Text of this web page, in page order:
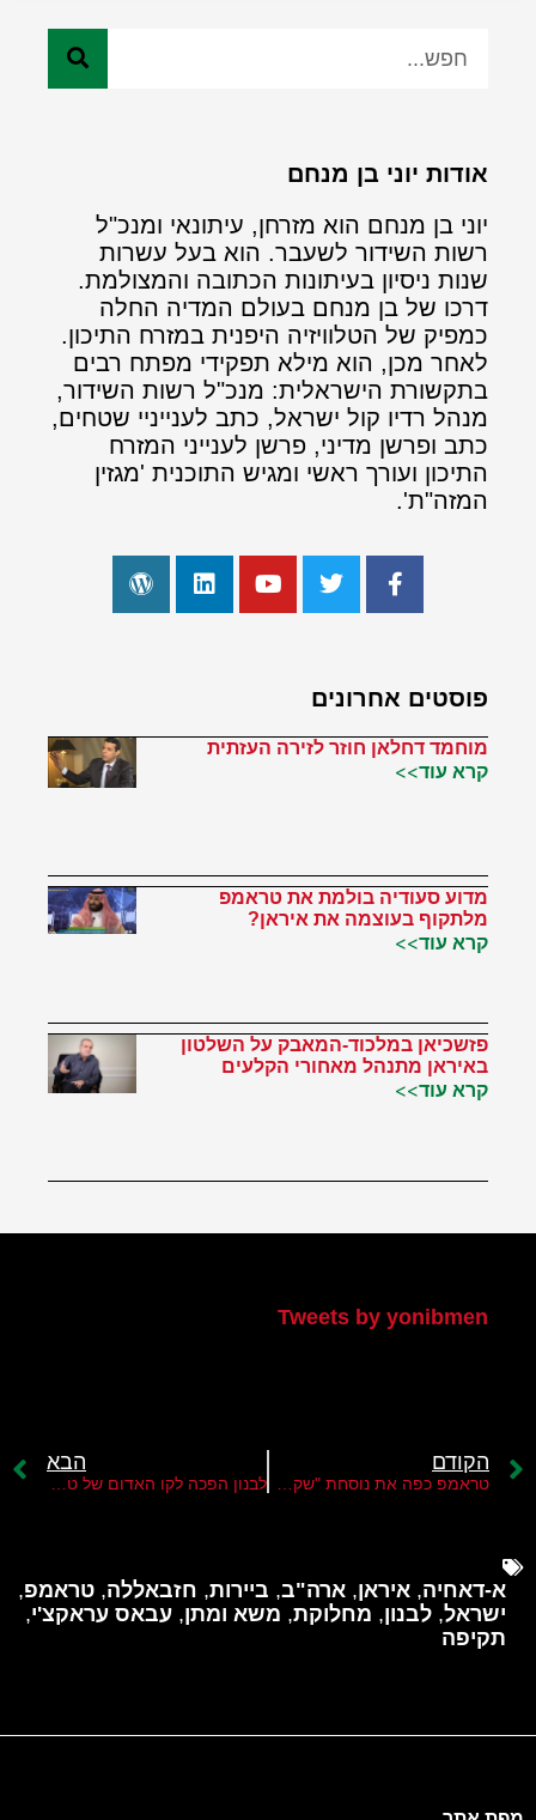
אודות יוני בן מנחם
יוני בן מנחם הוא מזרחן, עיתונאי ומנכ"ל
רשות השידור לשעבר. הוא בעל עשרות
שנות ניסיון בעיתונות הכתובה והמצולמת.
דרכו של בן מנחם בעולם המדיה החלה
כמפיק של הטלוויזיה היפנית במזרח התיכון.
לאחר מכן, הוא מילא תפקידי מפתח רבים
בתקשורת הישראלית: מנכ"ל רשות השידור,
מנהל רדיו קול ישראל, כתב לענייניי שטחים,
כתב ופרשן מדיני, פרשן לענייני המזרח
התיכון ועורך ראשי ומגיש התוכנית 'מגזין
המזה"ת'.
פוסטים אחרונים
מוחמד דחלאן חוזר לזירה העזתית
קרא עוד>>
מדוע סעודיה בולמת את טראמפ
מלתקוף בעוצמה את איראן?
קרא עוד>>
פזשכיאן במלכוד-המאבק על השלטון
באיראן מתנהל מאחורי הקלעים
קרא עוד>>
Tweets by yonibmen
הקודם
טראמפ כפה את נוסחת "שקט תמורת שקט" בלבנון
הבא
לבנון הפכה לקו האדום של טהראן
א-דאחיה, איראן, ארה"ב, ביירות, חזבאללה, טראמפ,
ישראל, לבנון, מחלוקת, משא ומתן, עבאס עראקצ'י,
תקיפה